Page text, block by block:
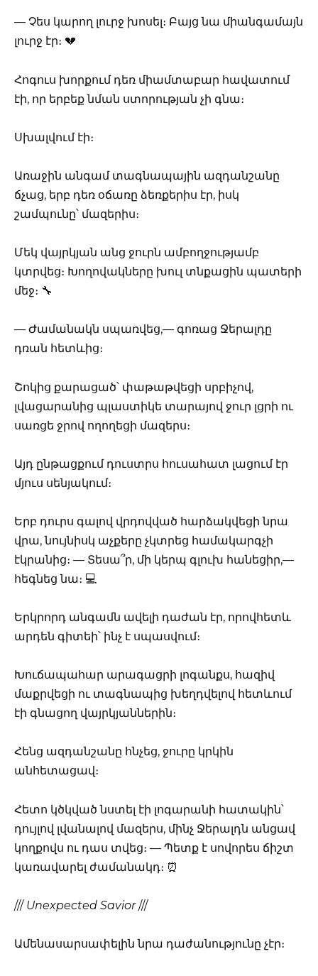
— Չես կարող լուրջ խոսել։ Բայց նա միանգամայն
լուրջ էր։ 💔
Հոգուս խորքում դեռ միամտաբար հավատում
էի, որ երբեք նման ստորության չի գնա։
Սխալվում էի։
Առաջին անգամ տագնապային ազդանշանը
ճչաց, երբ դեռ օճառը ձեռքերիս էր, իսկ
շամպունը՝ մազերիս։
Մեկ վայրկյան անց ջուրն ամբողջությամբ
կտրվեց։ Խողովակները խուլ տնքացին պատերի
մեջ։ 🔧
— Ժամանակն սպառվեց,— գոռաց Ջերալդը
դռան հետևից։
Շոկից քարացած՝ փաթաթվեցի սրբիչով,
լվացարանից պլաստիկե տարայով ջուր լցրի ու
սառցե ջրով ողողեցի մազերս։
Այդ ընթացքում դուստրս հուսահատ լացում էր
մյուս սենյակում։
Երբ դուրս գալով վրդովված հարձակվեցի նրա
վրա, նույնիսկ աչքերը չկտրեց համակարգչի
էկրանից։ — Տեսա՞ր, մի կերպ գլուխ հանեցիր,—
հեգնեց նա։ 💻
Երկրորդ անգամն ավելի դաժան էր, որովհետև
արդեն գիտեի՝ ինչ է սպասվում։
Խուճապահար արագացրի լոգանքս, հազիվ
մաքրվեցի ու տագնապից խեղդվելով հետևում
էի գնացող վայրկյաններին։
Հենց ազդանշանը հնչեց, ջուրը կրկին
անհետացավ։
Հետո կծկված նստել էի լոգարանի հատակին՝
դույլով լվանալով մազերս, մինչ Ջերալդն անցավ
կողքովս ու դաս տվեց։ — Պետք է սովորես ճիշտ
կառավարել ժամանակդ։ ⏰
/// Unexpected Savior///
Ամենասարսափելին նրա դաժանությունը չէր։